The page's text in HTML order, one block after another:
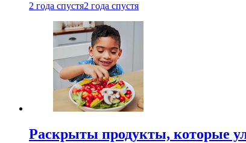
2 года спустя2 года спустя
Раскрыты продукты, которые